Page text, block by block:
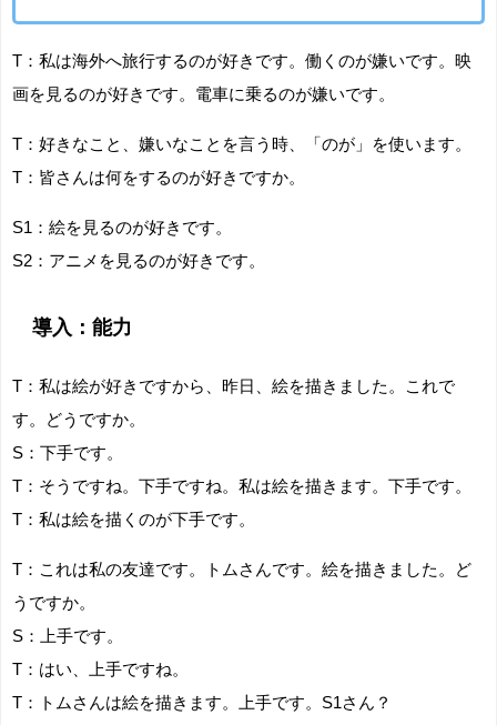
T：私は海外へ旅行するのが好きです。働くのが嫌いです。映
画を見るのが好きです。電車に乗るのが嫌いです。
T：好きなこと、嫌いなことを言う時、「のが」を使います。
T：皆さんは何をするのが好きですか。
S1：絵を見るのが好きです。
S2：アニメを見るのが好きです。
導入：能力
T：私は絵が好きですから、昨日、絵を描きました。これで
す。どうですか。
S：下手です。
T：そうですね。下手ですね。私は絵を描きます。下手です。
T：私は絵を描くのが下手です。
T：これは私の友達です。トムさんです。絵を描きました。ど
うですか。
S：上手です。
T：はい、上手ですね。
T：トムさんは絵を描きます。上手です。S1さん？